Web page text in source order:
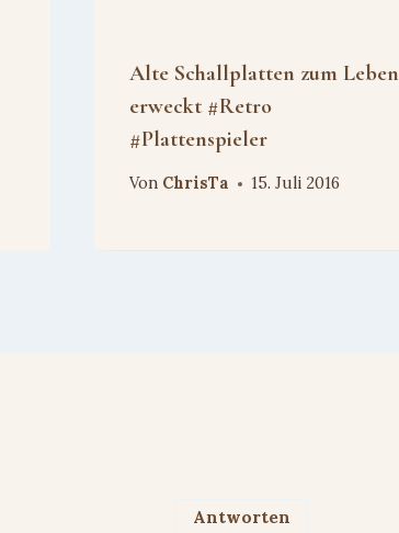
Alte Schallplatten zum Leben
erweckt #Retro
#Plattenspieler
Von ChrisTa 15. Juli 2016
Antworten